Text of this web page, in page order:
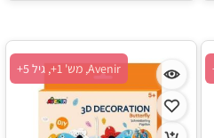
Avenir, מש' 1+, גיל 5+